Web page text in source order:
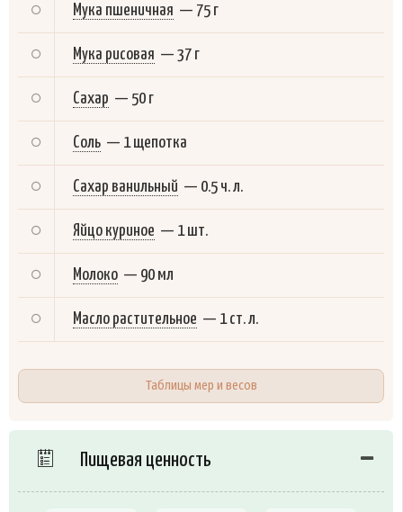
Мука пшеничная — 75 г
Мука рисовая — 37 г
Сахар — 50 г
Соль — 1 щепотка
Сахар ванильный — 0.5 ч. л.
Яйцо куриное — 1 шт.
Молоко — 90 мл
Масло растительное — 1 ст. л.
Таблицы мер и весов
Пищевая ценность